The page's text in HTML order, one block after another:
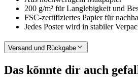
200 g/m² für Langlebigkeit und
FSC-zertifiziertes Papier für
Jedes Poster wird in stabiler
Versand und Rückgabe
Das könnte dir auch